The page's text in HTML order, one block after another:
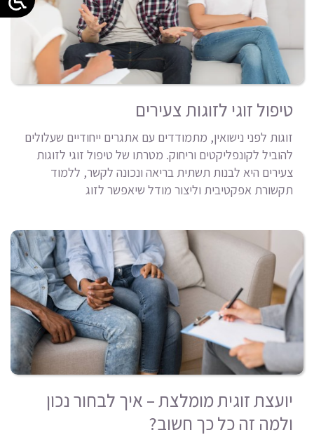
טיפול זוגי לזוגות צעירים
זוגות לפני נישואין, מתמודדים עם אתגרים ייחודיים שעלולים
להוביל לקונפליקטים וריחוק. מטרתו של טיפול זוגי לזוגות
צעירים היא לבנות תשתית בריאה ונכונה לקשר, ללמוד
תקשורת אפקטיבית וליצור מודל שיאפשר לזוג
יועצת זוגית מומלצת – איך לבחור נכון
ולמה זה כל כך חשוב?